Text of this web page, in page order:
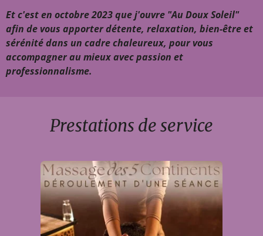
Et c'est en octobre 2023 que j'ouvre "Au Doux Soleil"
afin de vous apporter détente, relaxation, bien-être et
sérénité dans un cadre chaleureux, pour vous
accompagner au mieux avec passion et
professionnalisme.
Prestations de service